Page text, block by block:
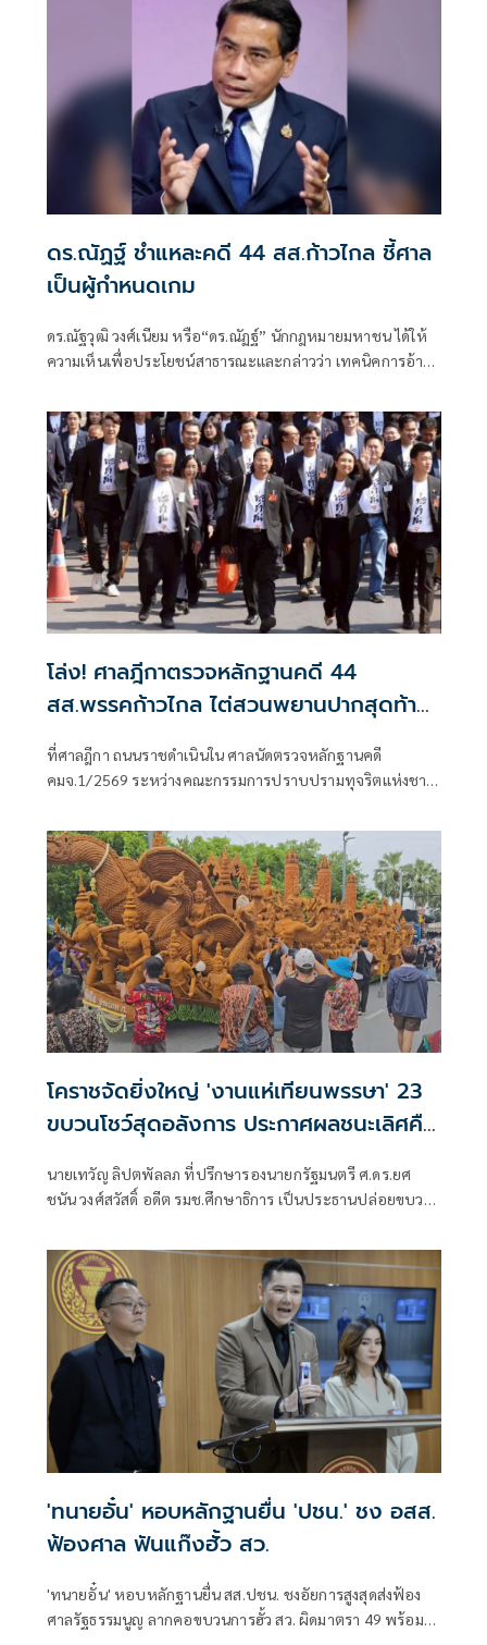
ดร.ณัฏฐ์ ชำแหละคดี 44 สส.ก้าวไกล ชี้ศาล
เป็นผู้กำหนดเกม
ดร.ณัฐวุฒิ วงศ์เนียม หรือ“ดร.ณัฏฐ์” นักกฎหมายมหาชน ได้ให้
ความเห็นเพื่อประโยชน์สาธารณะและกล่าวว่า เทคนิคการอ้าง
โล่ง! ศาลฎีกาตรวจหลักฐานคดี 44
สส.พรรคก้าวไกล ไต่สวนพยานปากสุดท้าย
18 พ.ค.ปีหน้าก่อนนัดตัดสิน
ที่ศาลฎีกา ถนนราชดำเนินใน ศาลนัดตรวจหลักฐานคดี
คมจ.1/2569 ระหว่างคณะกรรมการปราบปรามทุจริตแห่งชาติ
โคราชจัดยิ่งใหญ่ 'งานแห่เทียนพรรษา' 23
ขบวนโชว์สุดอลังการ ประกาศผลชนะเลิศคืน
นายเทวัญ ลิปตพัลลภ ที่ปรึกษารองนายกรัฐมนตรี ศ.ดร.ยศ
ชนัน วงศ์สวัสดิ์ อดีต รมช.ศึกษาธิการ เป็นประธานปล่อยขบวน
ชื่องาน “พุทธศิลป์ และแสงธรรมแห่งศรัทธา” ชิงถ้วย
พระราชทาน สมเด็จพระกนิษฐาธิราชเจ้า
'ทนายอั๋น' หอบหลักฐานยื่น 'ปชน.' ชง อสส.
ฟ้องศาล ฟันแก๊งฮั้ว สว.
'ทนายอั๋น' หอบหลักฐานยื่น สส.ปชน. ชงอัยการสูงสุดส่งฟ้อง
ศาลรัฐธรรมนูญ ลากคอขบวนการฮั้ว สว. ผิดมาตรา 49 พร้อม